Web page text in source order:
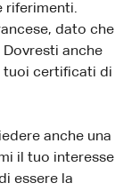
riferimenti.
dato che
Dovresti anche
tuoi certificati di
anche una
il tuo interesse
essere la